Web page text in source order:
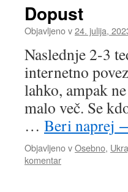
Dopust
Objavljeno v24. julija,
Naslednje 2-3
internetno
lahko, ampak
malo več. Se
… Beri naprej
Objavljeno vOsebno,
komentar